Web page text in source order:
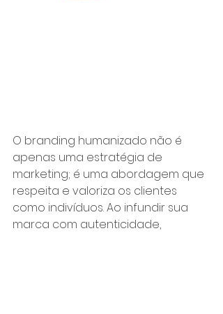
O branding humanizado não é
apenas uma estratégia de
marketing; é uma abordagem que
respeita e valoriza os clientes
como indivíduos. Ao infundir sua
marca com autenticidade,